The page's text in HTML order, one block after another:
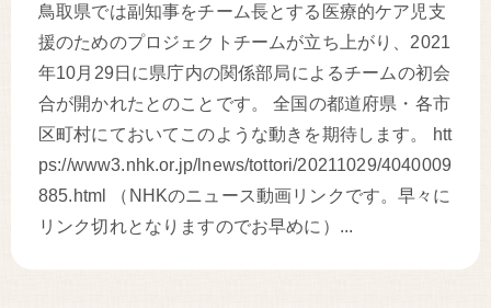
鳥取県では副知事をチーム長とする医療的ケア児支
援のためのプロジェクトチームが立ち上がり、2021
年10月29日に県庁内の関係部局によるチームの初会
合が開かれたとのことです。 全国の都道府県・各市
区町村にておいてこのような動きを期待します。 htt
ps://www3.nhk.or.jp/lnews/tottori/20211029/4040009
885.html （NHKのニュース動画リンクです。早々に
リンク切れとなりますのでお早めに）...